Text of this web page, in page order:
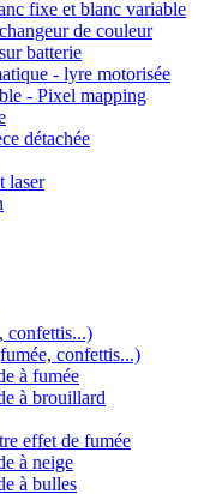
fixe et blanc variable
de couleur
batterie
- lyre motorisée
- Pixel mapping
détachée
laser
confettis...)
confettis...)
à fumée
à brouillard
effet de fumée
à neige
à bulles